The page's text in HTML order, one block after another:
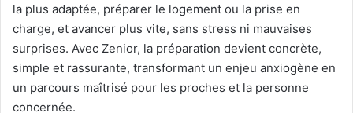
la plus adaptée, préparer le logement ou la prise en
charge, et avancer plus vite, sans stress ni mauvaises
surprises. Avec Zenior, la préparation devient concrète,
simple et rassurante, transformant un enjeu anxiogène en
un parcours maîtrisé pour les proches et la personne
concernée.